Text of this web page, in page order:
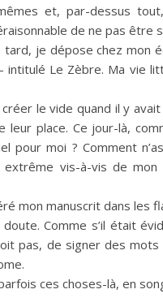
mêmes et, par-dessus
de ne pas être
tard, je dépose chez mon
intitulé Le Zèbre. Ma vie
créer le vide quand il y
leur place. Ce jour-là,
pour moi ? Comment
extrême vis-à-vis de
mon manuscrit dans
Comme s’il était
pas, de signer des
ces choses-là, en